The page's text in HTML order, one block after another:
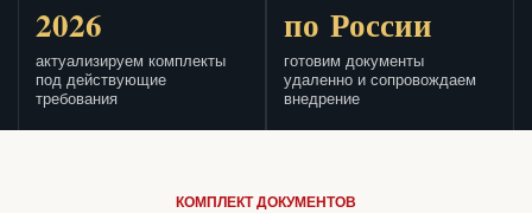
2026
актуализируем комплекты
под действующие
требования
по России
готовим документы
удаленно и сопровождаем
внедрение
КОМПЛЕКТ ДОКУМЕНТОВ